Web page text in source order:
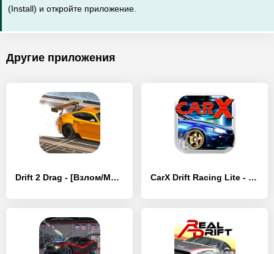
(Install) и откройте приложение.
Другие приложения
Drift 2 Drag - [Взлом/МОД Меню] CarX Drift Racing Lite - [Взлом/МОД Все открыто]